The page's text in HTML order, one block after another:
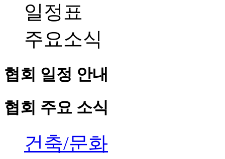
일정표
주요소식
협회 일정 안내
협회 주요 소식
건축/문화